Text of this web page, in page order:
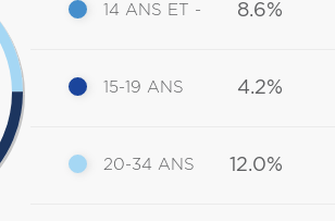
14 ANS ET - 8.6%
15-19 ANS 4.2%
20-34 ANS 12.0%